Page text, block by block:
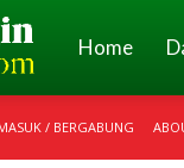
Merangin
Home
/ BERGABUNG